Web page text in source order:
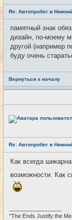
е
т
и
Re: Автопробег в
памятный знак
дизайн, по-моему
другой (например
буду очень
Вернуться к началу
Н
е
е
т
и
Re: Автопробег в
Как всегда
возможности. Как
"The Ends Justify the